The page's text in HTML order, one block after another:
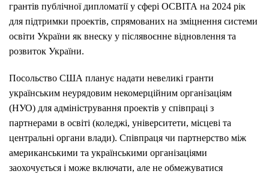
грантів публічної дипломатії у сфері ОСВІТА на 2024 рік
для підтримки проектів, спрямованих на зміцнення системи
освіти України як внеску у післявоєнне відновлення та
розвиток України.
Посольство США планує надати невеликі гранти
українським неурядовим некомерційним організаціям
(НУО) для адміністрування проектів у співпраці з
партнерами в освіті (коледжі, університети, місцеві та
центральні органи влади). Співпраця чи партнерство між
американськими та українськими організаціями
заохочується і може включати, але не обмежуватися